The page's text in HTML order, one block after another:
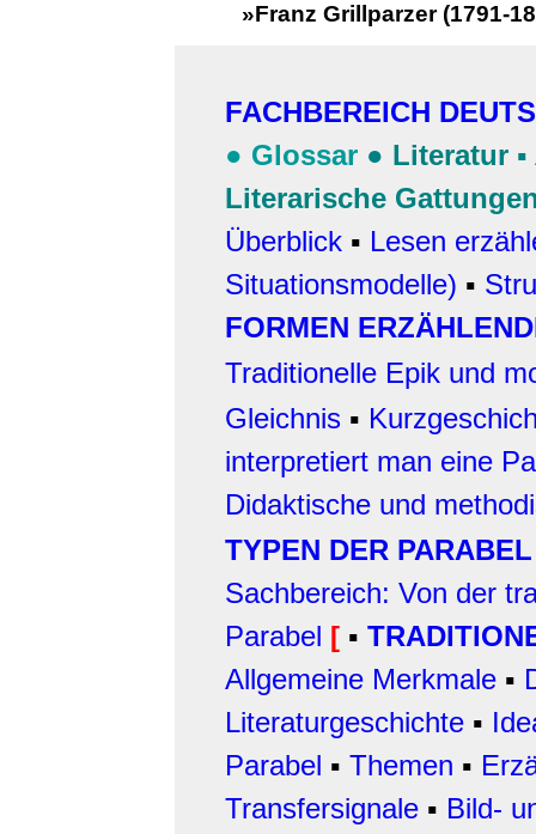
»Franz Grillparzer (1791-
FACHBEREICH
● Glossar ● Literatur ▪
Literarische
Überblick ▪ Lesen
Situationsmodelle) ▪
FORMEN
Traditionelle Epik und
Gleichnis ▪
interpretiert man eine
Didaktische und
TYPEN DER PARABEL
Sachbereich: Von der
Parabel [ ▪
Allgemeine Merkmale ▪
Literaturgeschichte ▪
Parabel ▪ Themen ▪
Transfersignale ▪ Bild-